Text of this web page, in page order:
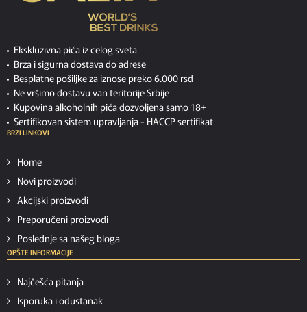
Ekskluzivna pića iz celog sveta
Brza i sigurna dostava do adrese
Besplatne pošiljke za iznose preko 6.000 rsd
Ne vršimo dostavu van teritorije Srbije
Kupovina alkoholnih pića dozvoljena samo 18+
Sertifikovan sistem upravljanja - HACCP sertifikat
BRZI LINKOVI
Home
Novi proizvodi
Akcijski proizvodi
Preporučeni proizvodi
Poslednje sa našeg bloga
OPŠTE INFORMACIJE
Najčešća pitanja
Isporuka i odustanak